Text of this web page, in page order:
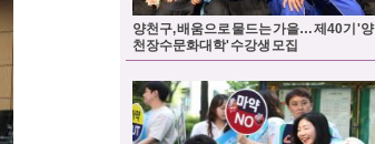
양천구, 배움으로 물드는 가을… 제40기 '양
천장수문화대학' 수강생 모집